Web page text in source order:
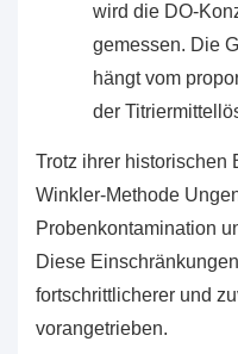
wird die DO-
gemessen. Die
hängt vom
der
Trotz ihrer historischen
Winkler-Methode
Probenkontamination
Diese
fortschrittlicherer und
vorangetrieben.